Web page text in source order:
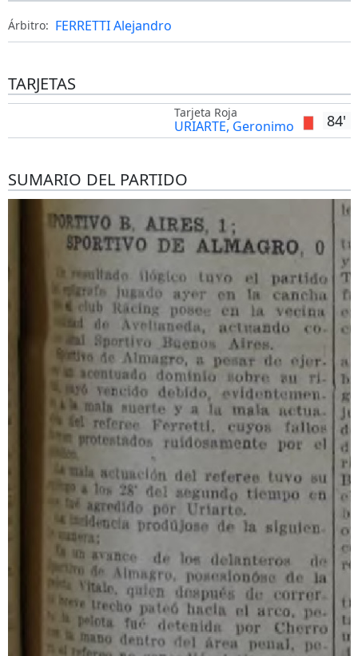
Árbitro: FERRETTI Alejandro
TARJETAS
84'
Tarjeta Roja
URIARTE, Geronimo
SUMARIO DEL PARTIDO